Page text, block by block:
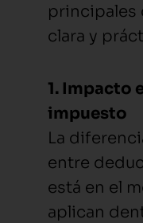
principales
clara y
1. Impacto
impuesto
La
entre
está en el
aplican